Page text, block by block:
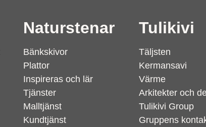
Naturstenar
Bänkskivor
Plattor
Inspireras och lär
Tjänster
Malltjänst
Kundtjänst
Tulikivi
Täljsten
Kermansavi
Värme
Arkitekter och
Tulikivi Group
Gruppens